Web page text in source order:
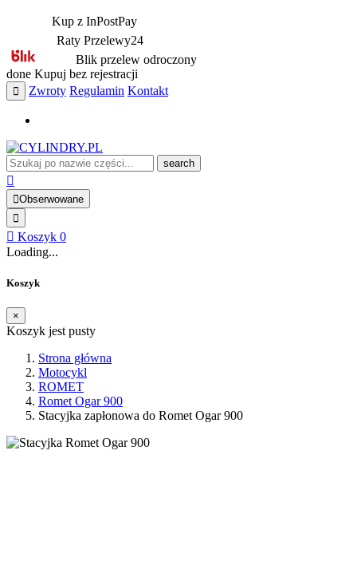
Kup z InPostPay
Raty Przelewy24
Blik przelew odroczony
done Kupuj bez rejestracji
Zwroty Regulamin Kontakt
search
Obserwowane
Koszyk 0
Loading...
Koszyk
×
Koszyk jest pusty
Strona główna
Motocykl
ROMET
Romet Ogar 900
Stacyjka zapłonowa do Romet Ogar 900